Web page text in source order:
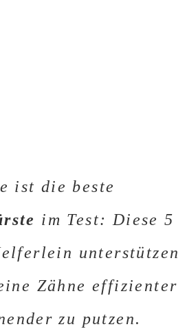
ist die beste
im Test: Diese 5
unterstützen
Zähne effizienter
zu putzen.